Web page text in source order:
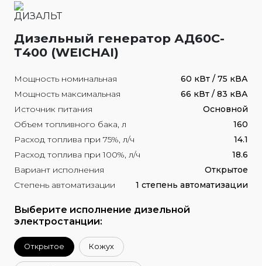
Дизельный генератор АД60С-
Т400 (WEICHAI)
Мощность номинальная
60 кВт / 75 кВА
Мощность максимальная
66 кВт / 83 кВА
Источник питания
Основной
Объем топливного бака, л
160
Расход топлива при 75%, л/ч
14.1
Расход топлива при 100%, л/ч
18.6
Вариант исполнения
Открытое
Степень автоматизации
1 степень автоматизации
Выберите исполнение дизельной
электростанции:
Открытое Кожух